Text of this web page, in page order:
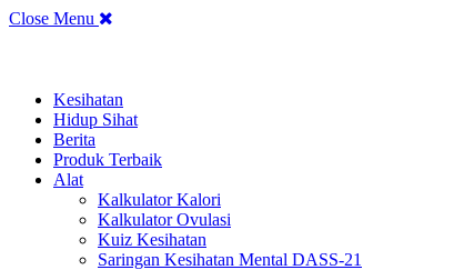
Close Menu
Kesihatan
Hidup Sihat
Berita
Produk Terbaik
Alat
Kalkulator Kalori
Kalkulator Ovulasi
Kuiz Kesihatan
Saringan Kesihatan Mental DASS-21